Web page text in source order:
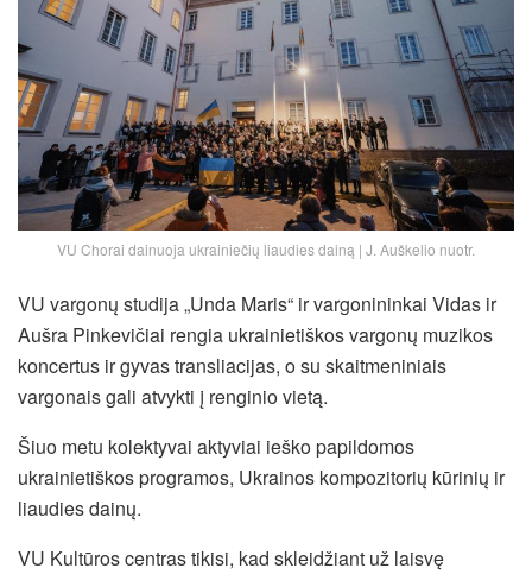
VU Chorai dainuoja ukrainiečių liaudies dainą | J. Auškelio nuotr.
VU vargonų studija „Unda Maris“ ir vargonininkai Vidas ir
Aušra Pinkevičiai rengia ukrainietiškos vargonų muzikos
koncertus ir gyvas transliacijas, o su skaitmeniniais
vargonais gali atvykti į renginio vietą.
Šiuo metu kolektyvai aktyviai ieško papildomos
ukrainietiškos programos, Ukrainos kompozitorių kūrinių ir
liaudies dainų.
VU Kultūros centras tikisi, kad skleidžiant už laisvę